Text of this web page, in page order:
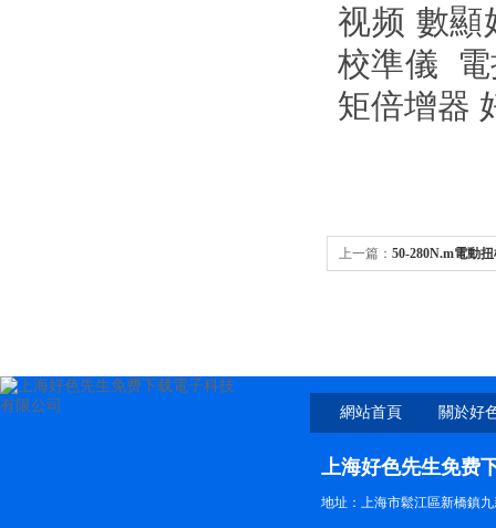
视频 數顯
校準儀 電
矩倍增器
上一篇： 50-280N.m電動
網站首頁 關於好
费
上海好色先生免费
地址：上海市鬆江區新橋鎮